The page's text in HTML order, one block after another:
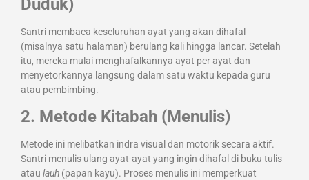
Duduk)
Santri membaca keseluruhan ayat yang akan dihafal
(misalnya satu halaman) berulang kali hingga lancar. Setelah
itu, mereka mulai menghafalkannya ayat per ayat dan
menyetorkannya langsung dalam satu waktu kepada guru
atau pembimbing.
2. Metode Kitabah (Menulis)
Metode ini melibatkan indra visual dan motorik secara aktif.
Santri menulis ulang ayat-ayat yang ingin dihafal di buku tulis
atau lauh (papan kayu). Proses menulis ini memperkuat